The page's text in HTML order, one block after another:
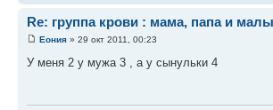
Re: группа крови : мама, папа и
Еония » 29 окт 2011, 00:23
У меня 2 у мужа 3 , а у сынульки 4